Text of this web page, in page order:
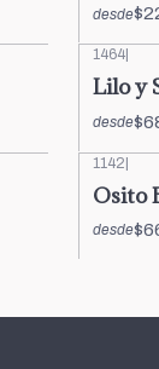
desde
1464
Lilo y
desde
1142|
Osito
desde